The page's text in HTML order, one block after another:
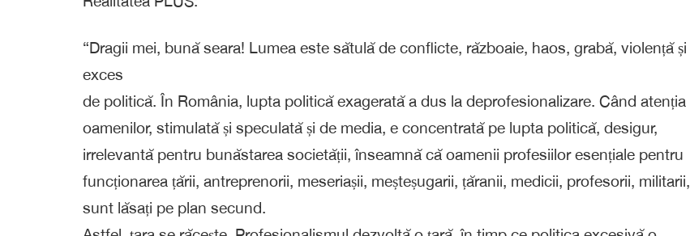
“Dragii mei, bună seara! Lumea este sătulă de conflicte, războaie, haos, grabă, violență și
exces
de politică. În România, lupta politică exagerată a dus la deprofesionalizare. Când atenția
oamenilor, stimulată și speculată și de media, e concentrată pe lupta politică, desigur,
irrelevantă pentru bunăstarea societății, înseamnă că oamenii profesiilor esențiale pentru
funcționarea țării, antreprenorii, meseriașii, meșteșugarii, țăranii, medicii, profesorii, militarii,
sunt lăsați pe plan secund.